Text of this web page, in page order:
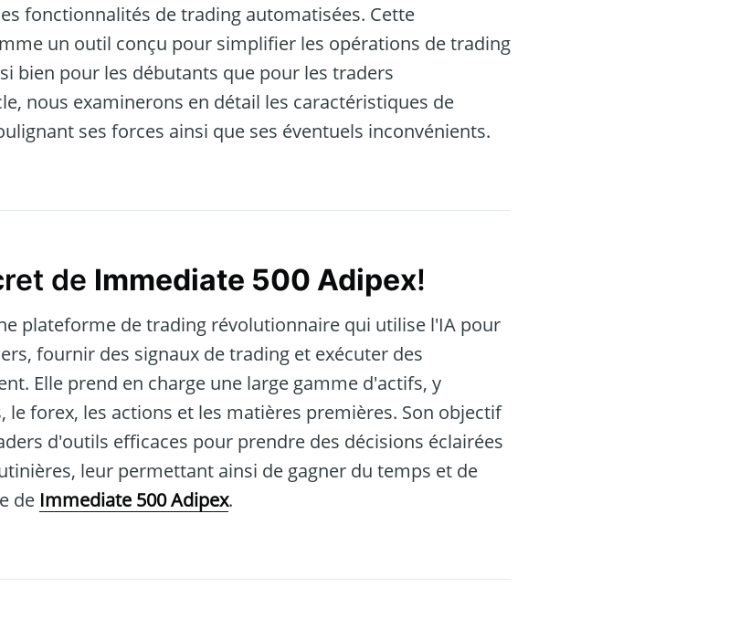
fonctionnalités de trading automatisées. Cette
un outil conçu pour simplifier les opérations de trading
bien pour les débutants que pour les traders
nous examinerons en détail les caractéristiques de
ses forces ainsi que ses éventuels inconvénients.
de Immediate 500 Adipex!
plateforme de trading révolutionnaire qui utilise l'IA pour
fournir des signaux de trading et exécuter des
Elle prend en charge une large gamme d'actifs, y
forex, les actions et les matières premières. Son objectif
d'outils efficaces pour prendre des décisions éclairées
leur permettant ainsi de gagner du temps et de
de Immediate 500 Adipex.